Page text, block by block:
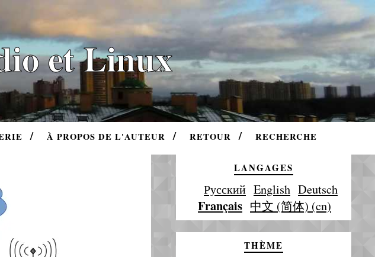
et Linux
À PROPOS DE L'AUTEUR RETOUR RECHERCHE
LANGAGES
Русский English Deutsch
Français 中文 (简体) (cn)
THÈME